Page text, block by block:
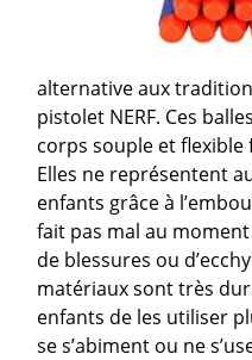
alternative aux
pistolet NERF. Ces
corps souple et
Elles ne représentent
enfants grâce à
fait pas mal au
de blessures ou
matériaux sont très
enfants de les utiliser
se s’abiment ou ne